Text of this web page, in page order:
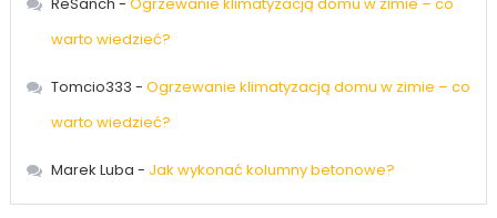
warto wiedzieć?
Tomcio333 - Ogrzewanie klimatyzacją domu w zimie – co
warto wiedzieć?
Marek Luba - Jak wykonać kolumny betonowe?